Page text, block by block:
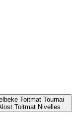
Toitmat Tournai
Toitmat Nivelles